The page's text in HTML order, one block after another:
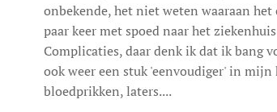
onbekende, het niet weten waaraan
paar keer met spoed naar het
Complicaties, daar denk ik dat ik bang
ook weer een stuk 'eenvoudiger' in
bloedprikken, laters....